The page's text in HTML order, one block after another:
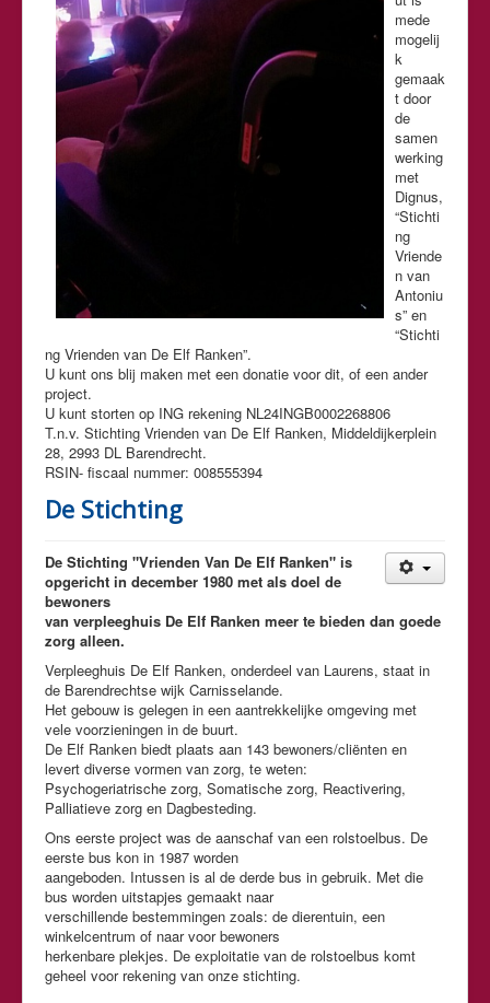
mede
mogelij
k
gemaak
t door
de
samen
werking
met
Dignus,
“Stichti
ng
Vriende
n van
Antoniu
s” en
“Stichti
ng Vrienden van De Elf Ranken”.
U kunt ons blij maken met een donatie voor dit, of een ander
project.
U kunt storten op ING rekening NL24INGB0002268806
T.n.v. Stichting Vrienden van De Elf Ranken, Middeldijkerplein
28, 2993 DL Barendrecht.
RSIN- fiscaal nummer: 008555394
De Stichting
De Stichting "Vrienden Van De Elf Ranken" is
opgericht in december 1980 met als doel de
bewoners
van verpleeghuis De Elf Ranken meer te bieden dan goede
zorg alleen.
Verpleeghuis De Elf Ranken, onderdeel van Laurens, staat in
de Barendrechtse wijk Carnisselande.
Het gebouw is gelegen in een aantrekkelijke omgeving met
vele voorzieningen in de buurt.
De Elf Ranken biedt plaats aan 143 bewoners/cliënten en
levert diverse vormen van zorg, te weten:
Psychogeriatrische zorg, Somatische zorg, Reactivering,
Palliatieve zorg en Dagbesteding.
Ons eerste project was de aanschaf van een rolstoelbus. De
eerste bus kon in 1987 worden
aangeboden. Intussen is al de derde bus in gebruik. Met die
bus worden uitstapjes gemaakt naar
verschillende bestemmingen zoals: de dierentuin, een
winkelcentrum of naar voor bewoners
herkenbare plekjes. De exploitatie van de rolstoelbus komt
geheel voor rekening van onze stichting.